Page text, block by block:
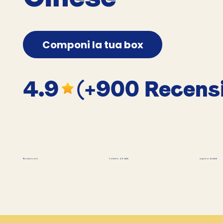
Componi la tua box
4.9 (+900
Rivoluzionario Valutato 4,9 stelle migliaia di clienti